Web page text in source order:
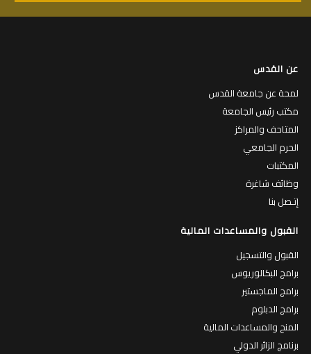
عن القدس
لمحة عن جامعة القدس
مكتب رئيس الجامعة
المتاحف والمراكز
الحرم الجامعي
المكتبات
وظائف شاغرة
إتـصل بنا
القبول والمساعدات المالية
القبول والتسجيل
برامج البكالوريوس
برامج الماجستير
برامج الدبلوم
المنح والمساعدات المالية
برنامج الزائر الدولي